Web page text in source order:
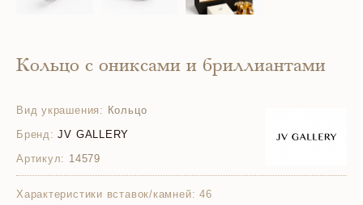
Кольцо с ониксами и бриллиантами
Вид украшения: Кольцо
Бренд: JV GALLERY
Артикул: 14579
Характеристики вставок/камней: 46